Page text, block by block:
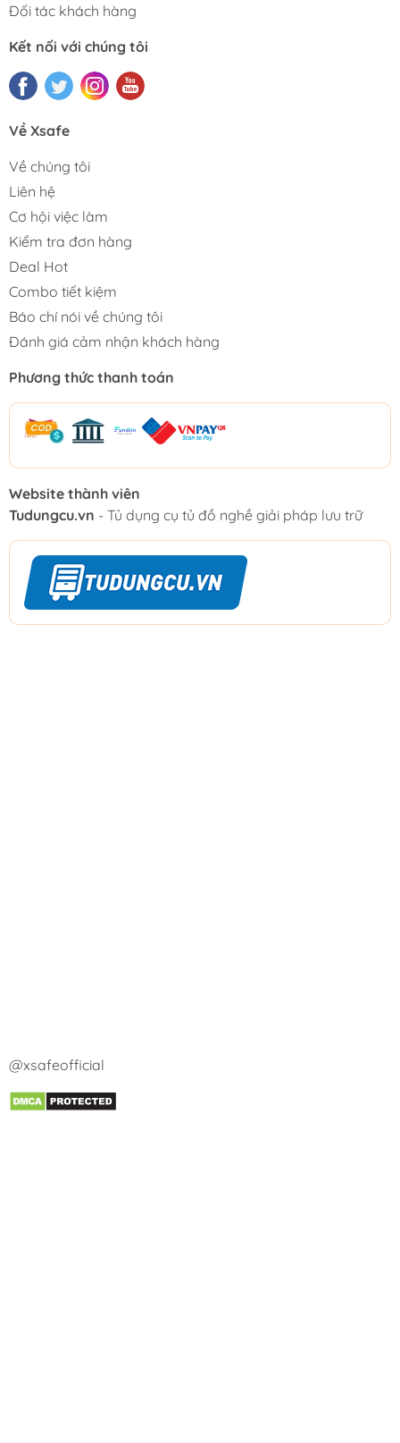
Đối tác khách hàng
Kết nối với chúng tôi
Về Xsafe
Về chúng tôi
Liên hệ
Cơ hội việc làm
Kiểm tra đơn hàng
Deal Hot
Combo tiết kiệm
Báo chí nói về chúng tôi
Đánh giá cảm nhận khách hàng
Phương thức thanh toán
Website thành viên
Tudungcu.vn - Tủ dụng cụ tủ đồ nghề giải pháp lưu trữ
@xsafeofficial